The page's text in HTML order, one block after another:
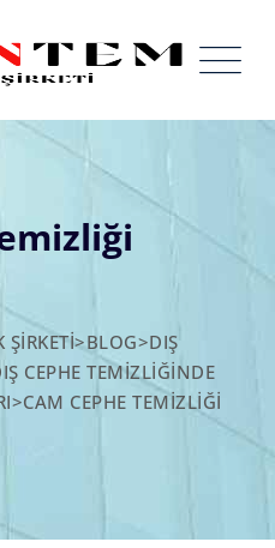
ŞIRKETI>BLOG>DIŞ
CEPHE TEMIZLIĞINDE
>CAM CEPHE TEMIZLIĞI